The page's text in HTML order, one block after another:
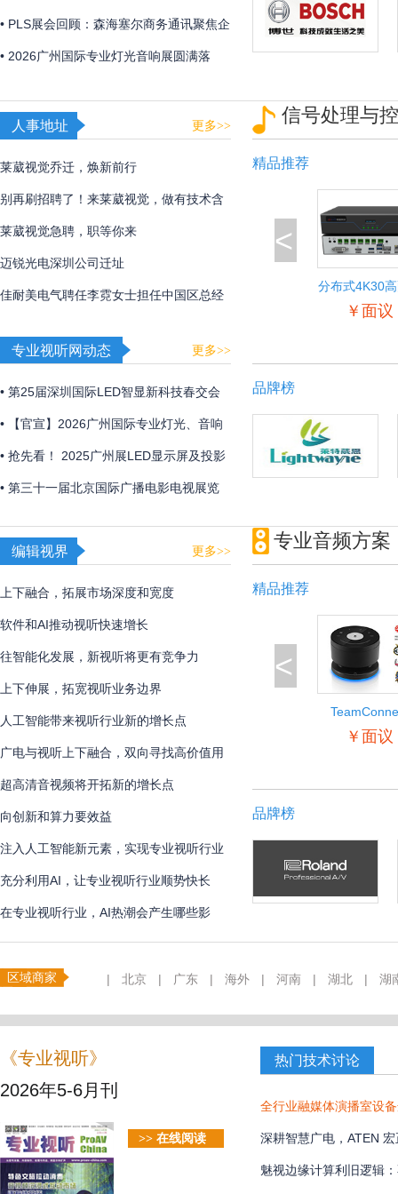
「视觉魔盒2026——光遇非遗」，带来非
遗文化与光影艺术的碰撞！
• PLS展会回顾：森海塞尔商务通讯聚焦企
业及教育解决方案
• 2026广州国际专业灯光音响展圆满落
核实力诠释极致声境
人事地址 更多>>
莱葳视觉乔迁，焕新前行
别再刷招聘了！来莱葳视觉，做有技术含
量的事
莱葳视觉急聘，职等你来
迈锐光电深圳公司迁址
佳耐美电气聘任李霓女士担任中国区总经
专业视听网动态 更多>>
• 第25届深圳国际LED智显新科技春交会
2026年初召开
• 【官宣】2026广州国际专业灯光、音响
展全新展区规划首发 ，全球招展正式启
动！
• 抢先看！ 2025广州展LED显示屏及投影
产品企业展品合集
• 第三十一届北京国际广播电影电视展览
信号处理与
精品推荐
<
分布式4K30
￥面议
品牌榜
编辑视界 更多>>
上下融合，拓展市场深度和宽度
软件和AI推动视听快速增长
往智能化发展，新视听将更有竞争力
上下伸展，拓宽视听业务边界
人工智能带来视听行业新的增长点
广电与视听上下融合，双向寻找高价值用
户
超高清音视频将开拓新的增长点
向创新和算力要效益
注入人工智能新元素，实现专业视听行业
创新
充分利用AI，让专业视听行业顺势快长
在专业视听行业，AI热潮会产生哪些影
响？
专业音频方案
精品推荐
<
￥面议
品牌榜
区域商家 | 北京 | 广东 | 海外 | 河南 | 湖北 | 湖
《专业视听》
2026年5-6月刊
>> 在线阅读
热门技术讨论
全行业融媒体演播室设
解决方案
深耕智慧广电，ATEN
魅视边缘计算利旧逻辑